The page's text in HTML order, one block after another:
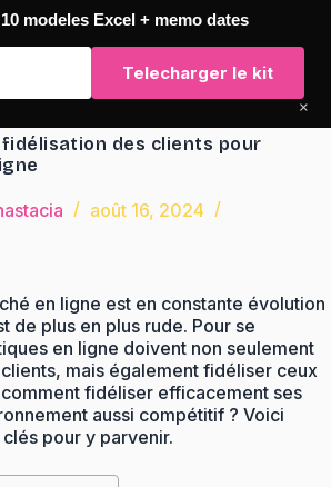
des clients pour
août 16, 2024
en ligne est en constante évolution
de plus en plus rude. Pour se
en ligne doivent non seulement
mais également fidéliser ceux
comment fidéliser efficacement ses
aussi compétitif ? Voici
pour y parvenir.
modeles Excel + memo dates
Telecharger le kit
×